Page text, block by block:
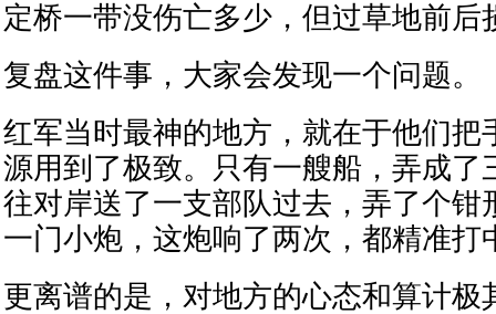
定桥一带没伤亡多少，但过草地前后
复盘这件事，大家会发现一个问题。
红军当时最神的地方，就在于他们把
源用到了极致。只有一艘船，弄成了
往对岸送了一支部队过去，弄了个钳
一门小炮，这炮响了两次，都精准打
更离谱的是，对地方的心态和算计极